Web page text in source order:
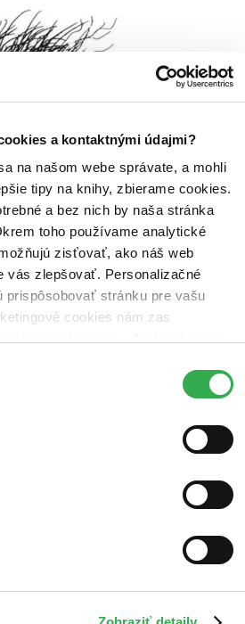
a kontaktnými údajmi?
na našom webe správate, a mohli
tipy na knihy, zbierame cookies.
a bez nich by naša stránka
toho používame analytické
zisťovať, ako náš web
vás zlepšovať. Personalizačné
prispôsobovať stránku pre vašu
cookies nám zas
všetky tieto cookies. Ďakujeme!